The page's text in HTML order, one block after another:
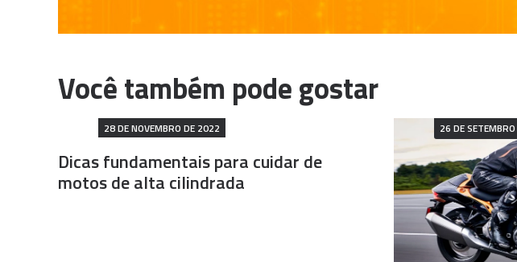
28 DE NOVEMBRO DE 2022
Dicas fundamentais para cuidar de
motos de alta cilindrada
26 DE